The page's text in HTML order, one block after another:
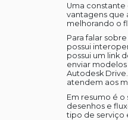
Uma constante
vantagens que
melhorando o
Para falar
possui
possui um link
enviar
Autodesk
atendem aos
Em resumo é
desenhos e
tipo de serviço